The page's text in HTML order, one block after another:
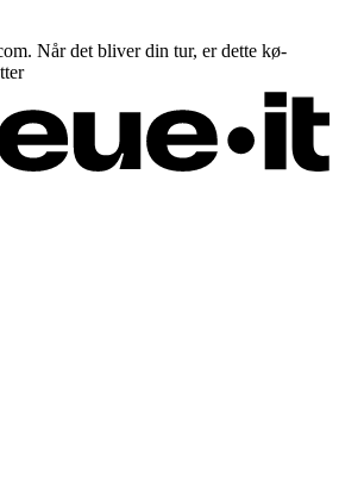
Når det bliver din tur, er dette kø-